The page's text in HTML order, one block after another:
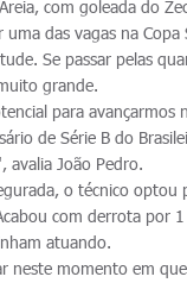
com goleada do
das vagas na
Se passar pelas
grande.
para avançarmos
de Série B do
avalia João Pedro.
o técnico optou
com derrota por
atuando.
neste momento em